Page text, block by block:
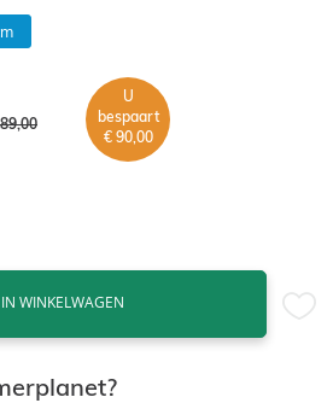
U
bespaart
€ 90,00
IN WINKELWAGEN